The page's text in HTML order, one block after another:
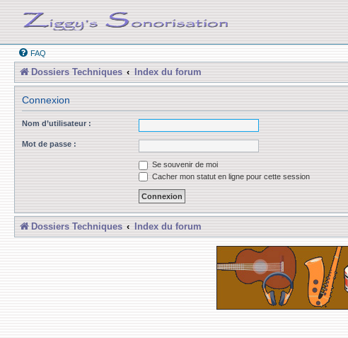
FAQ
Dossiers Techniques Index du forum
Connexion
Nom d’utilisateur :
Mot de passe :
Se souvenir de moi
Cacher mon statut en ligne pour cette session
Dossiers Techniques Index du forum